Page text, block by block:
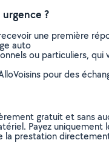
?
une première
auto
ou particuliers,
pour des
gratuit et sans
Payez
prestation